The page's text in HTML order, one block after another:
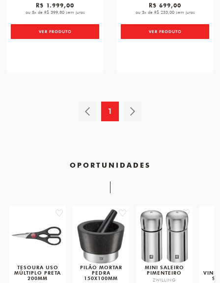
PANELAS
TALHERES
R$ 1.999,00
ou 5x de R$ 399,80 sem juros
VER PRODUTO
R$ 699,00
ou 3x de R$ 233,00 sem juros
VER PRODUTO
1
OPORTUNIDADES
favorite
TESOURA USO
MÚLTIPLO PRETA
200MM
favorite
PILÃO MORTAR
PEDRA
150X100MM
favorite
MINI SALEIRO
PIMENTEIRO
ZWILLING